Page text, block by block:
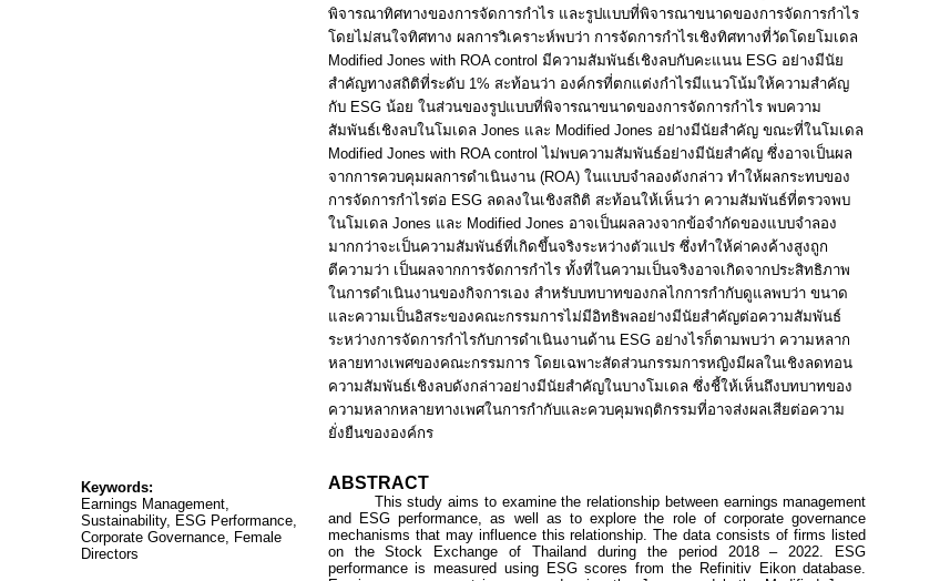
พิจารณาทิศทางของการจัดการกำไร และรูปแบบที่พิจารณาขนาดของการจัดการกำไร
โดยไม่สนใจทิศทาง ผลการวิเคราะห์พบว่า การจัดการกำไรเชิงทิศทางที่วัดโดยโมเดล
Modified Jones with ROA control มีความสัมพันธ์เชิงลบกับคะแนน ESG อย่างมีนัย
สำคัญทางสถิติที่ระดับ 1% สะท้อนว่า องค์กรที่ตกแต่งกำไรมีแนวโน้มให้ความสำคัญ
กับ ESG น้อย ในส่วนของรูปแบบที่พิจารณาขนาดของการจัดการกำไร พบความ
สัมพันธ์เชิงลบในโมเดล Jones และ Modified Jones อย่างมีนัยสำคัญ ขณะที่ในโมเดล
Modified Jones with ROA controlไม่พบความสัมพันธ์อย่างมีนัยสำคัญ ซึ่งอาจเป็นผล
จากการควบคุมผลการดำเนินงาน (ROA) ในแบบจำลองดังกล่าว ทำให้ผลกระทบของ
การจัดการกำไรต่อ ESG ลดลงในเชิงสถิติ สะท้อนให้เห็นว่า ความสัมพันธ์ที่ตรวจพบ
ในโมเดล Jones และ Modified Jones อาจเป็นผลลวงจากข้อจำกัดของแบบจำลอง
มากกว่าจะเป็นความสัมพันธ์ที่เกิดขึ้นจริงระหว่างตัวแปร ซึ่งทำให้ค่าคงค้างสูงถูก
ตีความว่า เป็นผลจากการจัดการกำไร ทั้งที่ในความเป็นจริงอาจเกิดจากประสิทธิภาพ
ในการดำเนินงานของกิจการเอง สำหรับบทบาทของกลไกการกำกับดูแลพบว่า ขนาด
และความเป็นอิสระของคณะกรรมการไม่มีอิทธิพลอย่างมีนัยสำคัญต่อความสัมพันธ์
ระหว่างการจัดการกำไรกับการดำเนินงานด้าน ESG อย่างไรก็ตามพบว่า ความหลาก
หลายทางเพศของคณะกรรมการ โดยเฉพาะสัดส่วนกรรมการหญิงมีผลในเชิงลดทอน
ความสัมพันธ์เชิงลบดังกล่าวอย่างมีนัยสำคัญในบางโมเดล ซึ่งชี้ให้เห็นถึงบทบาทของ
ความหลากหลายทางเพศในการกำกับและควบคุมพฤติกรรมที่อาจส่งผลเสียต่อความ
ยั่งยืนขององค์กร
Keywords:
Earnings Management,
Sustainability, ESG Performance,
Corporate Governance, Female
Directors
ABSTRACT
This study aims to examine the relationship between earnings management
and ESG performance, as well as to explore the role of corporate governance
mechanisms that may influence this relationship. The data consists of firms listed
on the Stock Exchange of Thailand during the period 2018 – 2022. ESG
performance is measured using ESG scores from the RefinitivEikon database.